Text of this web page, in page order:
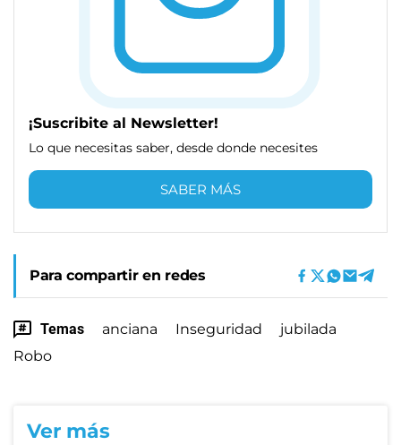
¡Suscribite al Newsletter!
Lo que necesitas saber, desde donde necesites
SABER MÁS
Para compartir en redes
Temas anciana Inseguridad
jubilada
Robo
Ver más